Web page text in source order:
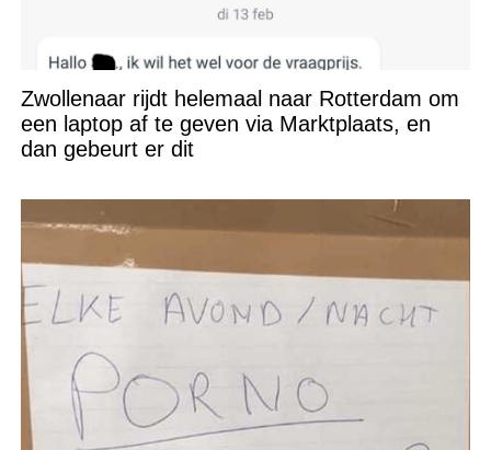
Zwollenaar rijdt helemaal naar Rotterdam om
een laptop af te geven via Marktplaats, en
dan gebeurt er dit